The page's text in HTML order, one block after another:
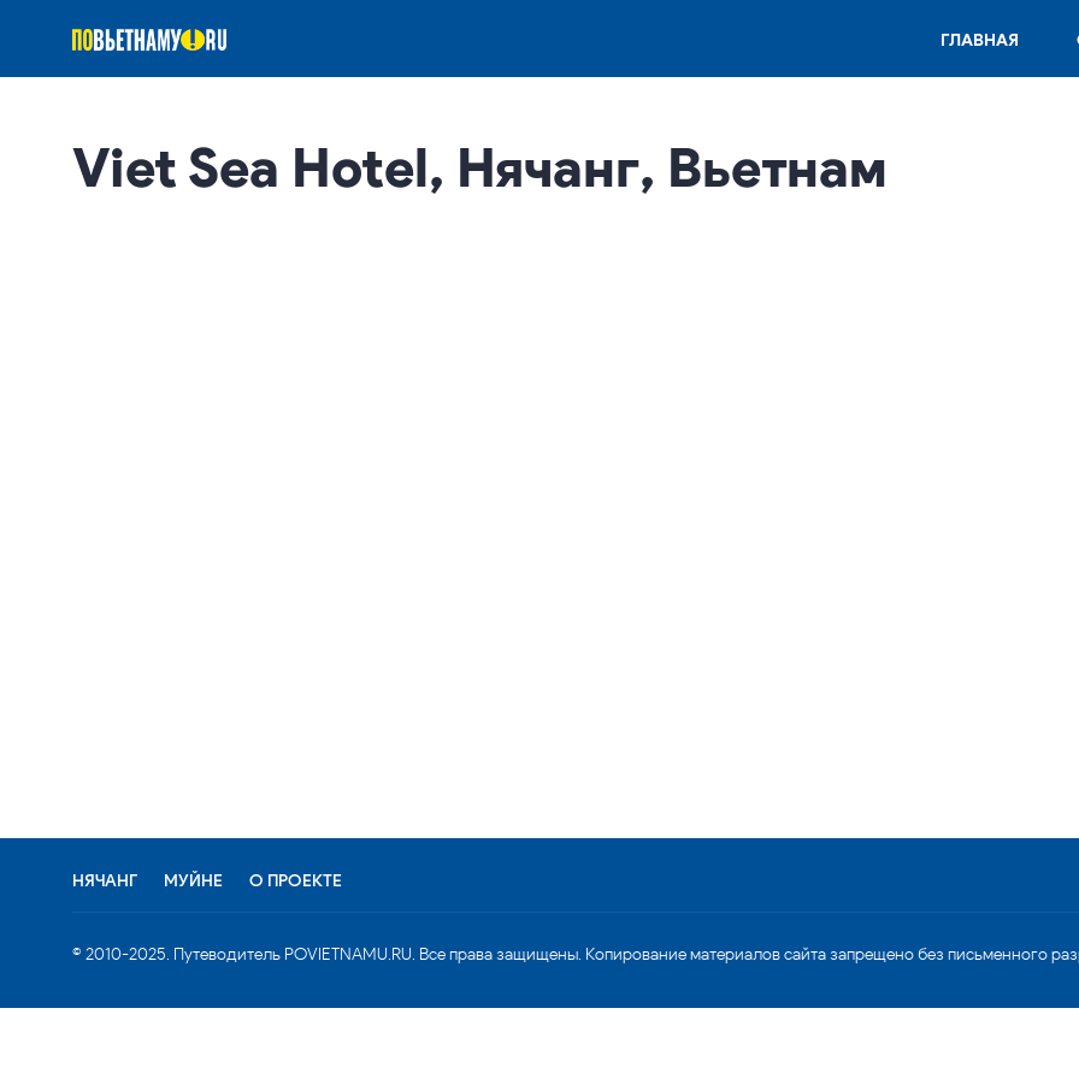
ГЛАВНАЯ
Viet Sea Hotel, Нячанг, Вьетнам
НЯЧАНГ МУЙНЕ О ПРОЕКТЕ
© 2010-2025. Путеводитель POVIETNAMU.RU. Все права защищены. Копирование материалов сайта запрещено без письменного